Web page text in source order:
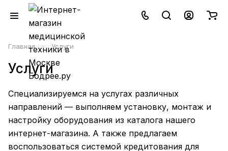
Главная – Услуги
Услуги
Специализируемся на услугах различных
направлений — выполняем установку, монтаж и
настройку оборудования из каталога нашего
интернет-магазина. А также предлагаем
воспользоваться системой кредитования для